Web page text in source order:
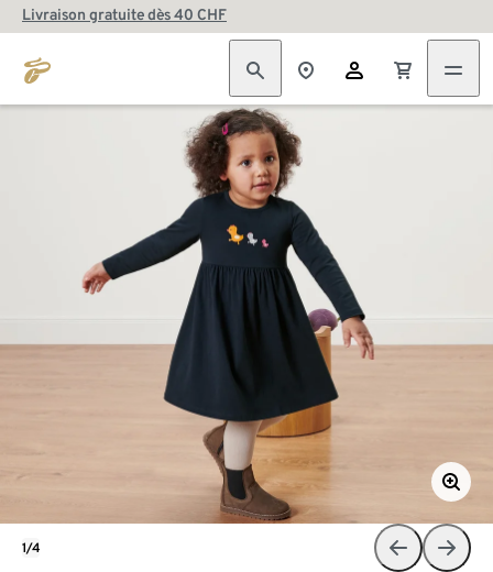
Livraison gratuite dès 40 CHF
1/4